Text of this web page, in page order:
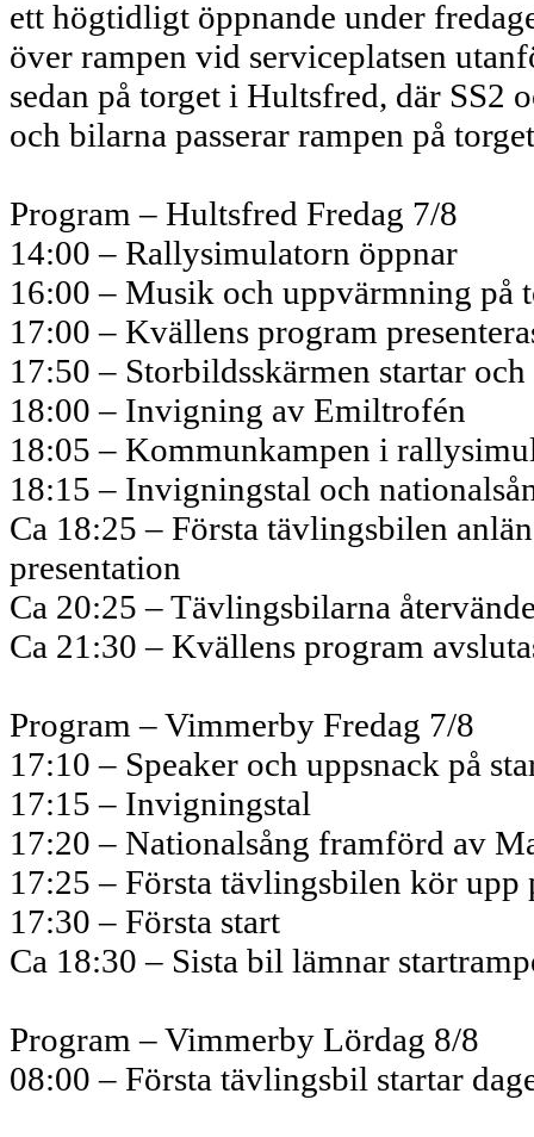
ett högtidligt öppnande under
över rampen vid serviceplatsen
sedan på torget i Hultsfred, där SS2
och bilarna passerar rampen på
Program – Hultsfred Fredag 7/8
14:00 – Rallysimulatorn öppnar
16:00 – Musik och uppvärmning på
17:00 – Kvällens program
17:50 – Storbildsskärmen startar
18:00 – Invigning av Emiltrofén
18:05 – Kommunkampen i
18:15 – Invigningstal och
Ca 18:25 – Första tävlingsbilen
presentation
Ca 20:25 – Tävlingsbilarna
Ca 21:30 – Kvällens program
Program – Vimmerby Fredag 7/8
17:10 – Speaker och uppsnack på
17:15 – Invigningstal
17:20 – Nationalsång framförd av
17:25 – Första tävlingsbilen kör upp
17:30 – Första start
Ca 18:30 – Sista bil lämnar
Program – Vimmerby Lördag 8/8
08:00 – Första tävlingsbil startar